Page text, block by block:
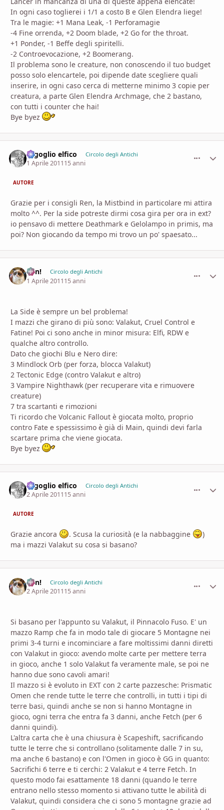
In ogni caso toglierei i 1/1 a costo B e Glen Elendra liege!
Tra le magie: +1 Mana Leak, -1 Perforamagie
-4 Fine orrenda, +2 Doom blade, +2 Go for the throat.
+1 Ponder, -1 Beffe degli spiritelli.
-2 Controevocazione, +2 Boomerang.
Il problema sono le creature, non conoscendo il tuo budget
posso solo elencartele, poi dipende date scegliere quali
inserire, in ogni caso cerca di metterne minimo 3 copie per
creatura, a parte Glen Elendra Archmage, che 2 bastano,
con tutti i counter che hai!
Bye byez
orgoglio elfico Circolo degli Antichi
1 Aprile 201115 anni
AUTORE
Grazie per i consigli Ren, la Mistbind in particolare mi attira
molto ^^. Per la side potreste dirmi cosa gira per ora in ext?
io pensavo di mettere Deathmark e Gelolampo in primis, ma
poi? Non giocando da tempo mi trovo un po' spaesato...
Ren! Circolo degli Antichi
1 Aprile 201115 anni
La Side è sempre un bel problema!
I mazzi che girano di più sono: Valakut, Cruel Control e
Fatine! Poi ci sono anche in minor misura: Elfi, RDW e
qualche altro controllo.
Dato che giochi Blu e Nero dire:
3 Mindlock Orb (per forza, blocca Valakut)
2 Tectonic Edge (contro Valakut e altro)
3 Vampire Nighthawk (per recuperare vita e rimuovere
creature)
7 tra scartanti e rimozioni
Ti ricordo che Volcanic Fallout è giocata molto, proprio
contro Fate e spessissimo è già di Main, quindi devi farla
scartare prima che viene giocata.
Bye byez
orgoglio elfico Circolo degli Antichi
2 Aprile 201115 anni
AUTORE
Grazie ancora . Scusa la curiosità (e la nabbaggine
)
ma i mazzi Valakut su cosa si basano?
Ren! Circolo degli Antichi
2 Aprile 201115 anni
Si basano per l'appunto su Valakut, il Pinnacolo Fuso. E' un
mazzo Ramp che fa in modo tale di giocare 5 Montagne nei
primi 3-4 turni e incominciare a fare moltissimi danni diretti
con Valakut in gioco: avendo molte carte per mettere terra
in gioco, anche 1 solo Valakut fa veramente male, se poi ne
hanno due sono cavoli amari!
Il mazzo si è evoluto in EXT con 2 carte pazzesche: Prismatic
Omen che rende tutte le terre che controlli, in tutti i tipi di
terre basi, quindi anche se non si hanno Montagne in
gioco, ogni terra che entra fa 3 danni, anche Fetch (per 6
danni quindi).
L'altra carta che è una chiusura è Scapeshift, sacrificando
tutte le terre che si controllano (solitamente dalle 7 in su,
ma anche 6 bastano) e con l'Omen in gioco è GG in quanto:
Sacrifichi 6 terre e ti cerchi: 2 Valakut e 4 terre Fetch. In
questo modo fai esattamente 18 danni (quando le terre
entrano nello stesso momento si attivano tutte le abilità di
Valakut, quindi considera che ci sono 5 montagne grazie ad